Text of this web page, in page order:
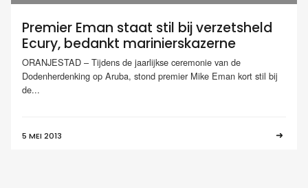
Premier Eman staat stil bij verzetsheld
Ecury, bedankt marinierskazerne
ORANJESTAD – Tijdens de jaarlijkse ceremonie van de
Dodenherdenking op Aruba, stond premier Mike Eman kort stil bij
de...
5 MEI 2013